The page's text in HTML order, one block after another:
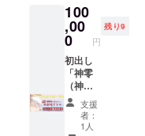
バース
神零オ
リジナ
ルグッ
ズ カ
ムイ
バース
キャラ
クター
（バジ
年度12
月31日
注文分
までの
期間中
に限る
※NFTを
保有し
ている
ことが
条件と
封前に
は必ず
お届け
のリ
ターン
に貼付
された
ラベル
や注意
書きを
ご確認
※100本
限定の
シリア
ルNO入
り ※
初めに
ボトリ
ングさ
れた貴
重な100
をご確
認くだ
さ
い。」
び添加
物等の
食品表
届け商
品のラ
ベルに
表記さ
れま
す。 商
ン詳細
購入の
証
NFT・
スタン
ダード
NFT
保有特
典：期
間中保
バース
に登場
するお
酒「神
零（神
こぼ
し）」
を 藤原
カムイ
先生が
100
,00
0 円
残り9
初出し
「神零
（神こ
ぼし）
純米 生
酒」特
支援
者：
1人